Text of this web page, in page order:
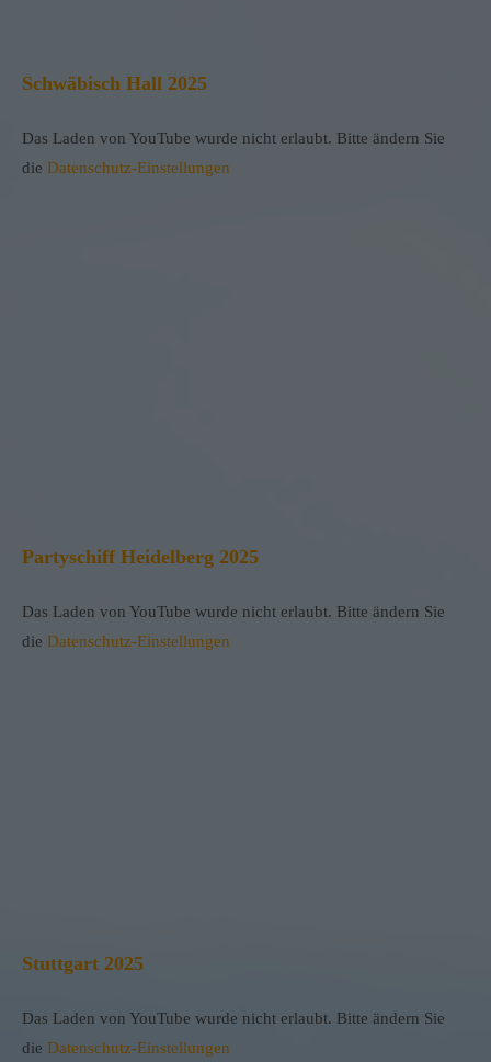
Schwäbisch Hall 2025
Das Laden von YouTube wurde nicht erlaubt. Bitte ändern Sie
die Datenschutz-Einstellungen
Partyschiff Heidelberg 2025
Das Laden von YouTube wurde nicht erlaubt. Bitte ändern Sie
die Datenschutz-Einstellungen
Stuttgart 2025
Das Laden von YouTube wurde nicht erlaubt. Bitte ändern Sie
die Datenschutz-Einstellungen